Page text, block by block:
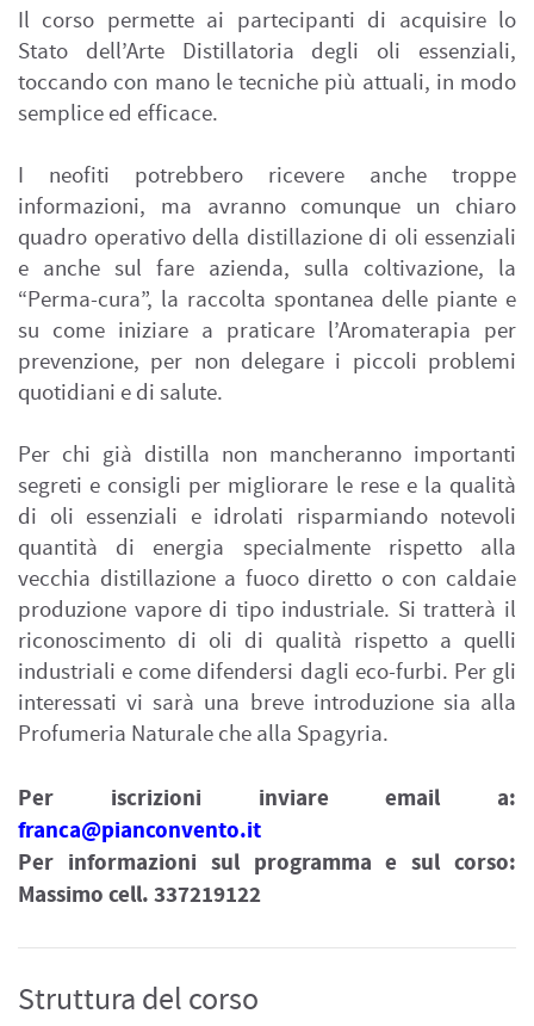
Il corso permette ai partecipanti di acquisire lo
Stato dell’Arte Distillatoria degli oli essenziali,
toccando con mano le tecniche più attuali, in modo
semplice ed efficace.
I neofiti potrebbero ricevere anche troppe
informazioni, ma avranno comunque un chiaro
quadro operativo della distillazione di oli essenziali
e anche sul fare azienda, sulla coltivazione, la
“Perma-cura”, la raccolta spontanea delle piante e
su come iniziare a praticare l’Aromaterapia per
prevenzione, per non delegare i piccoli problemi
quotidiani e di salute.
Per chi già distilla non mancheranno importanti
segreti e consigli per migliorare le rese e la qualità
di oli essenziali e idrolati risparmiando notevoli
quantità di energia specialmente rispetto alla
vecchia distillazione a fuoco diretto o con caldaie
produzione vapore di tipo industriale. Si tratterà il
riconoscimento di oli di qualità rispetto a quelli
industriali e come difendersi dagli eco-furbi. Per gli
interessati vi sarà una breve introduzione sia alla
Profumeria Naturale che alla Spagyria.
Per iscrizioni inviare email a:
franca@pianconvento.it
Per informazioni sul programma e sul corso:
Massimo cell. 337219122
Struttura del corso